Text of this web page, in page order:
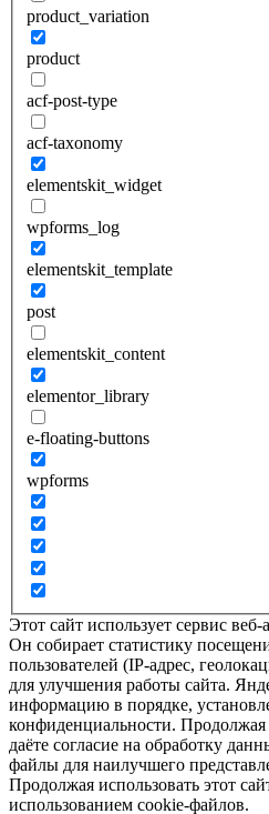
product_variation
product
acf-post-type
acf-taxonomy
elementskit_widget
wpforms_log
elementskit_template
post
elementskit_content
elementor_library
e-floating-buttons
wpforms
Этот сайт использует сервис
Он собирает статистику
пользователей (IP-адрес,
для улучшения работы сайта.
информацию в порядке,
конфиденциальности. Продолжая
даёте согласие на обработку
файлы для наилучшего
Продолжая использовать этот
использованием cookie-файлов.